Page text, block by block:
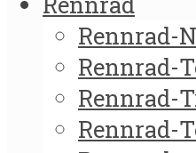
Rennrad-
Rennrad-
Rennrad-
Rennrad-